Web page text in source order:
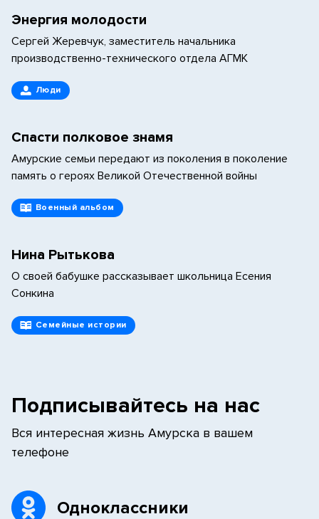
Энергия молодости
Сергей Жеревчук, заместитель начальника
производственно-технического отдела АГМК
Люди
Спасти полковое знамя
Амурские семьи передают из поколения в поколение
память о героях Великой Отечественной войны
Военный альбом
Нина Рытькова
О своей бабушке рассказывает школьница Есения
Сонкина
Семейные истории
Подписывайтесь на нас
Вся интересная жизнь Амурска в вашем
телефоне
Одноклассники